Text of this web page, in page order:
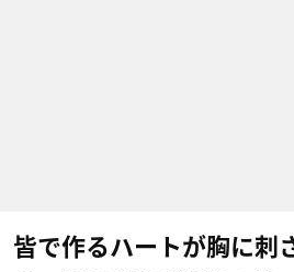
皆で作るハートが胸に刺